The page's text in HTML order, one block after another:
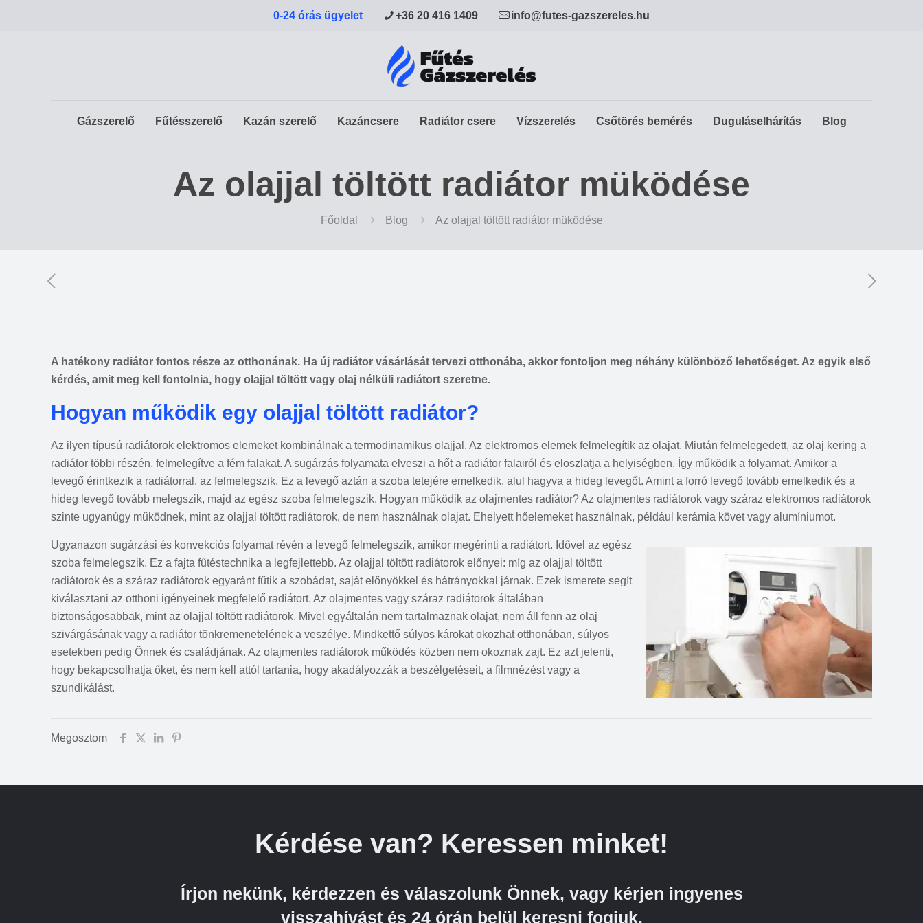
0-24 órás ügyelet +36 20 416 1409 info@futes-gazszereles.hu
Gázszerelő Fűtésszerelő Kazán szerelő Kazáncsere Radiátor csere Vízszerelés Csőtörés bemérés Duguláselhárítás Blog
Az olajjal töltött radiátor müködése
Főoldal Blog Az olajjal töltött radiátor müködése
A hatékony radiátor fontos része az otthonának. Ha új radiátor vásárlását tervezi otthonába, akkor fontoljon meg néhány különböző lehetőséget. Az egyik első
kérdés, amit meg kell fontolnia, hogy olajjal töltött vagy olaj nélküli radiátort szeretne.
Hogyan működik egy olajjal töltött radiátor?
Az ilyen típusú radiátorok elektromos elemeket kombinálnak a termodinamikus olajjal. Az elektromos elemek felmelegítik az olajat. Miután felmelegedett, az olaj kering a
radiátor többi részén, felmelegítve a fém falakat. A sugárzás folyamata elveszi a hőt a radiátor falairól és eloszlatja a helyiségben. Így működik a folyamat. Amikor a
levegő érintkezik a radiátorral, az felmelegszik. Ez a levegő aztán a szoba tetejére emelkedik, alul hagyva a hideg levegőt. Amint a forró levegő tovább emelkedik és a
hideg levegő tovább melegszik, majd az egész szoba felmelegszik. Hogyan működik az olajmentes radiátor? Az olajmentes radiátorok vagy száraz elektromos radiátorok
szinte ugyanúgy működnek, mint az olajjal töltött radiátorok, de nem használnak olajat. Ehelyett hőelemeket használnak, például kerámia követ vagy alumíniumot.
Ugyanazon sugárzási és konvekciós folyamat révén a levegő felmelegszik, amikor megérinti a radiátort. Idővel az egész
szoba felmelegszik. Ez a fajta fűtéstechnika a legfejlettebb. Az olajjal töltött radiátorok előnyei: míg az olajjal töltött
radiátorok és a száraz radiátorok egyaránt fűtik a szobádat, saját előnyökkel és hátrányokkal járnak. Ezek ismerete segít
kiválasztani az otthoni igényeinek megfelelő radiátort. Az olajmentes vagy száraz radiátorok általában
biztonságosabbak, mint az olajjal töltött radiátorok. Mivel egyáltalán nem tartalmaznak olajat, nem áll fenn az olaj
szivárgásának vagy a radiátor tönkremenetelének a veszélye. Mindkettő súlyos károkat okozhat otthonában, súlyos
esetekben pedig Önnek és családjának. Az olajmentes radiátorok működés közben nem okoznak zajt. Ez azt jelenti,
hogy bekapcsolhatja őket, és nem kell attól tartania, hogy akadályozzák a beszélgetéseit, a filmnézést vagy a
szundikálást.
Megosztom
Kérdése van? Keressen minket!
Írjon nekünk, kérdezzen és válaszolunk Önnek, vagy kérjen ingyenes
visszahívást és 24 órán belül keresni fogjuk.